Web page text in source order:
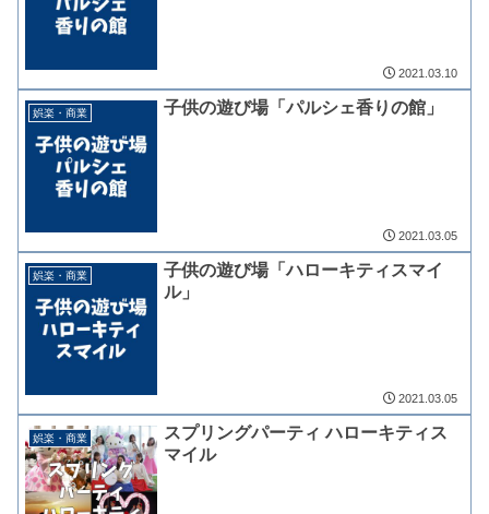
2021.03.10
娯楽・商業 子供の遊び場「パルシェ香りの館」
2021.03.05
娯楽・商業
子供の遊び場「ハローキティスマイ
ル」
2021.03.05
娯楽・商業
スプリングパーティ ハローキティス
マイル